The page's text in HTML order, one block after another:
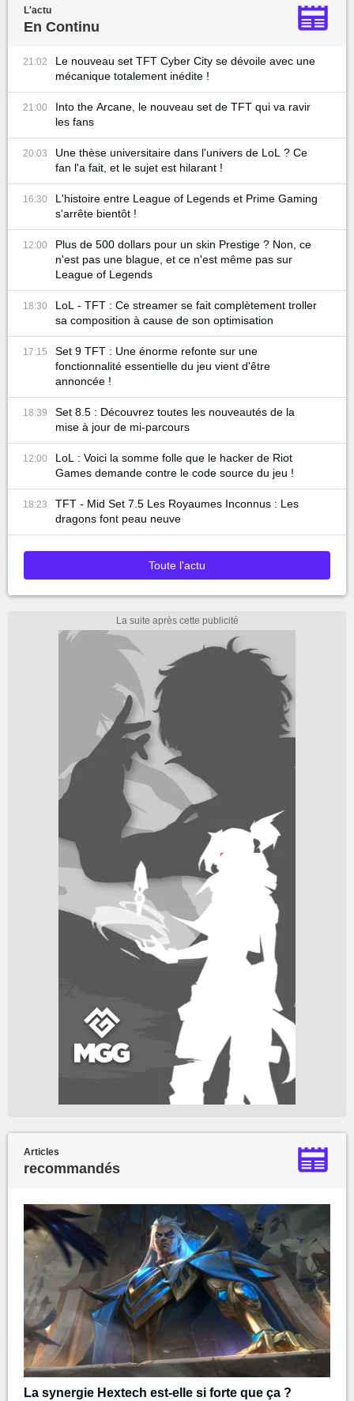
L'actu
En Continu
21:02
Le nouveau set TFT Cyber City se dévoile avec une
mécanique totalement inédite !
21:00
Into the Arcane, le nouveau set de TFT qui va ravir
les fans
20:03
Une thèse universitaire dans l'univers de LoL ? Ce
fan l'a fait, et le sujet est hilarant !
16:30
L'histoire entre League of Legends et Prime Gaming
s'arrête bientôt !
12:00
Plus de 500 dollars pour un skin Prestige ? Non, ce
n'est pas une blague, et ce n'est même pas sur
League of Legends
18:30
LoL - TFT : Ce streamer se fait complètement troller
sa composition à cause de son optimisation
17:15
Set 9 TFT : Une énorme refonte sur une
fonctionnalité essentielle du jeu vient d'être
annoncée !
18:39
Set 8.5 : Découvrez toutes les nouveautés de la
mise à jour de mi-parcours
12:00
LoL : Voici la somme folle que le hacker de Riot
Games demande contre le code source du jeu !
18:23
TFT - Mid Set 7.5 Les Royaumes Inconnus : Les
dragons font peau neuve
Toute l'actu
Articles
recommandés
La synergie Hextech est-elle si forte que ça ?